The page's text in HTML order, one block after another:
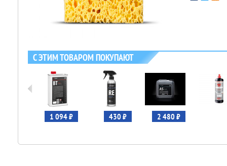
С ЭТИМ ТОВАРОМ ПОКУПАЮТ
1 094 ₽ 430 ₽ 2 480 ₽